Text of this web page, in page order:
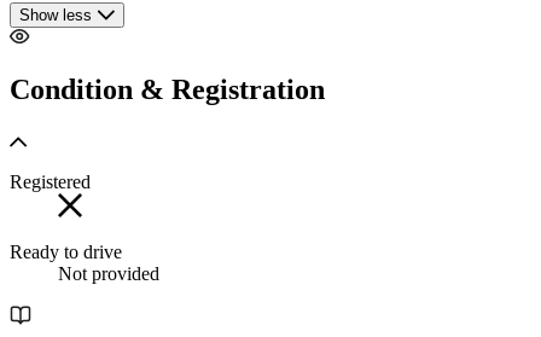
Show less
Condition & Registration
Registered
Ready to drive
Not provided